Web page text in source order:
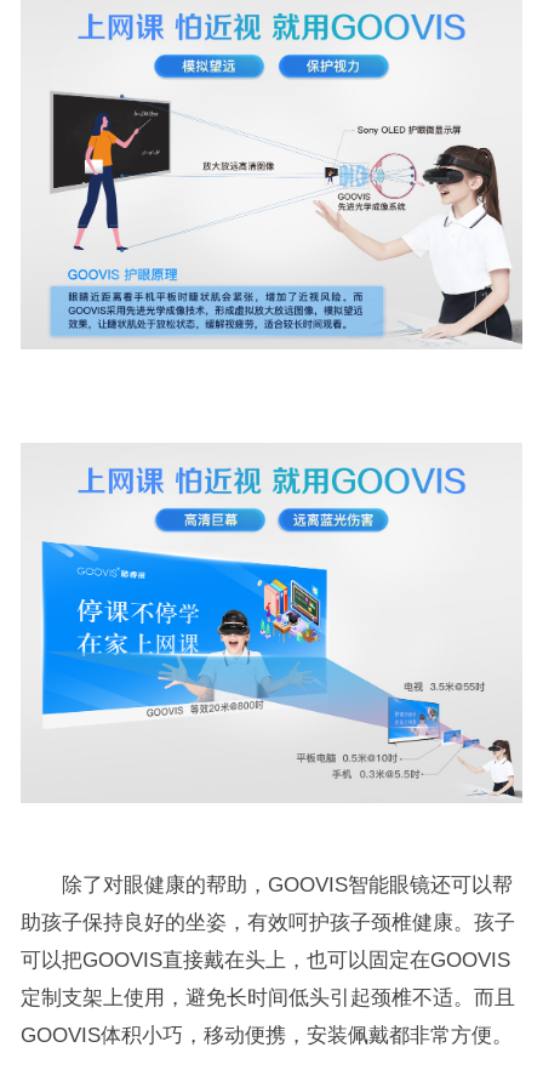
除了对眼健康的帮助，GOOVIS智能眼镜还可以帮
助孩子保持良好的坐姿，有效呵护孩子颈椎健康。孩子
可以把GOOVIS直接戴在头上，也可以固定在GOOVIS
定制支架上使用，避免长时间低头引起颈椎不适。而且
GOOVIS体积小巧，移动便携，安装佩戴都非常方便。